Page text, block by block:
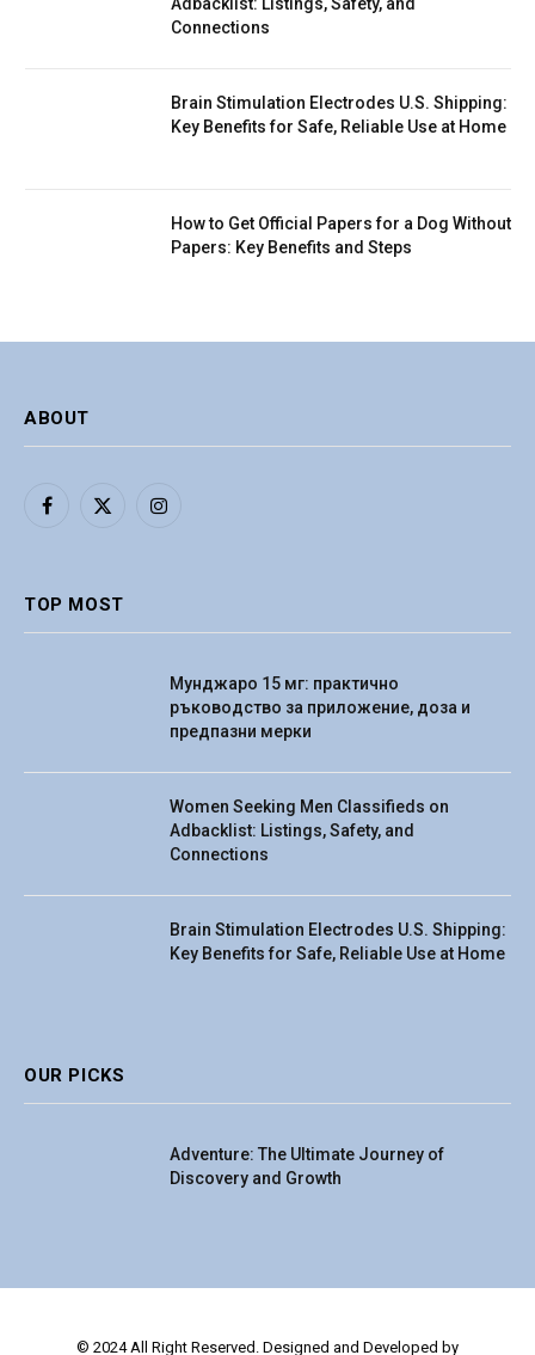
Connections
Brain Stimulation Electrodes U.S. Shipping:
Key Benefits for Safe, Reliable Use at Home
How to Get Official Papers for a Dog Without
Papers: Key Benefits and Steps
ABOUT
Facebook
X
Instagram
TOP MOST
Мунджаро 15 мг: практично
ръководство за приложение, доза и
предпазни мерки
Women Seeking Men Classifieds on
Adbacklist: Listings, Safety, and
Connections
Brain Stimulation Electrodes U.S. Shipping:
Key Benefits for Safe, Reliable Use at Home
OUR PICKS
Adventure: The Ultimate Journey of
Discovery and Growth
© 2024 All Right Reserved. Designed and Developed by